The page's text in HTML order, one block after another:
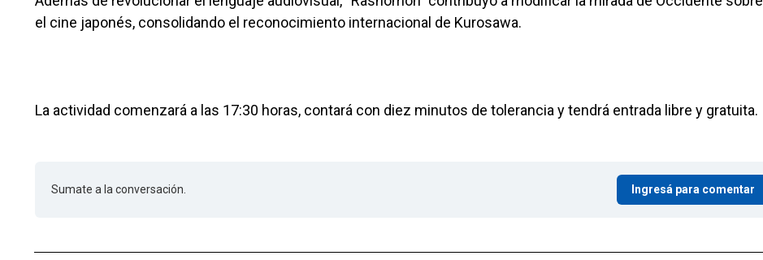
el cine japonés, consolidando el reconocimiento internacional de Kurosawa.
La actividad comenzará a las 17:30 horas, contará con diez minutos de tolerancia y tendrá entrada libre y gratuita.
Sumate a la conversación. Ingresá para comentar